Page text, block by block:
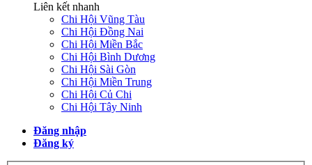
Liên kết nhanh
Chi Hội Vũng Tàu
Chi Hội Đồng Nai
Chi Hội Miền Bắc
Chi Hội Bình Dương
Chi Hội Sài Gòn
Chi Hội Miền Trung
Chi Hội Củ Chi
Chi Hội Tây Ninh
Đăng nhập
Đăng ký